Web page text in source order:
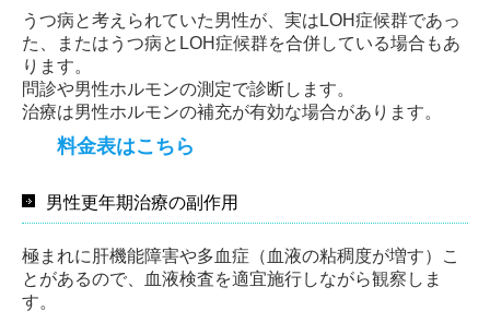
うつ病と考えられていた男性が、実はLOH症候群であっ
た、またはうつ病とLOH症候群を合併している場合もあ
ります。
問診や男性ホルモンの測定で診断します。
治療は男性ホルモンの補充が有効な場合があります。
料金表はこちら
男性更年期治療の副作用
極まれに肝機能障害や多血症（血液の粘稠度が増す）こ
とがあるので、血液検査を適宜施行しながら観察しま
す。